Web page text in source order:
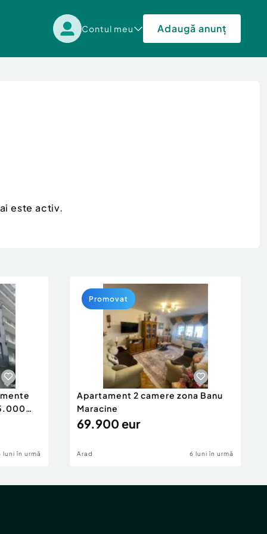
Contul meu Adaugă anunț
este activ.
luni în urmă
Apartament 2 camere zona Banu
Maracine
69.900 eur
Arad 6 luni în urmă
Promovat